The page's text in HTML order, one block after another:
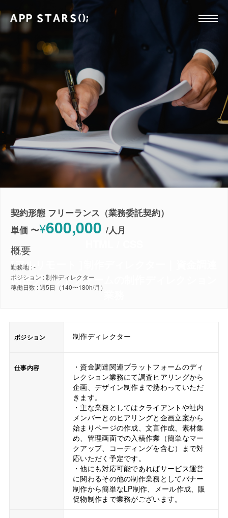
[フルリモート ]制作ディレクター｜資金調達
関連プラットフォームの制作ディレクション
契約形態 フリーランス（業務委託契約）
単価 〜¥600,000 /人月
概要
勤務地 : -
ポジション : 制作ディレクター
稼働日数 : 週5日（140〜180h/月）
ポジション 制作ディレクター
仕事内容
・資金調達関連プラットフォームのディ
レクション業務にて調査ヒアリングから
企画、デザイン制作まで携わっていただ
きます。
・主な業務としてはクライアントや社内
メンバーとのヒアリングと企画立案から
始まりページの作成、文言作成、素材集
め、管理画面での入稿作業（簡単なマー
クアップ、コーディングを含む）まで対
応いただく予定です。
・他にも対応可能であればサービス運営
に関わるその他の制作業務としてバナー
制作から簡単なLP制作、メール作成、販
促物制作まで業務がございます。